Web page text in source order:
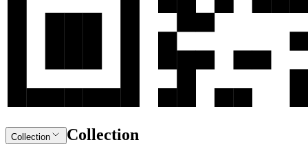
Collection Collection